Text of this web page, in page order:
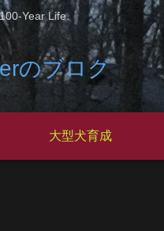
Year Life.
のブログ
大型犬育成